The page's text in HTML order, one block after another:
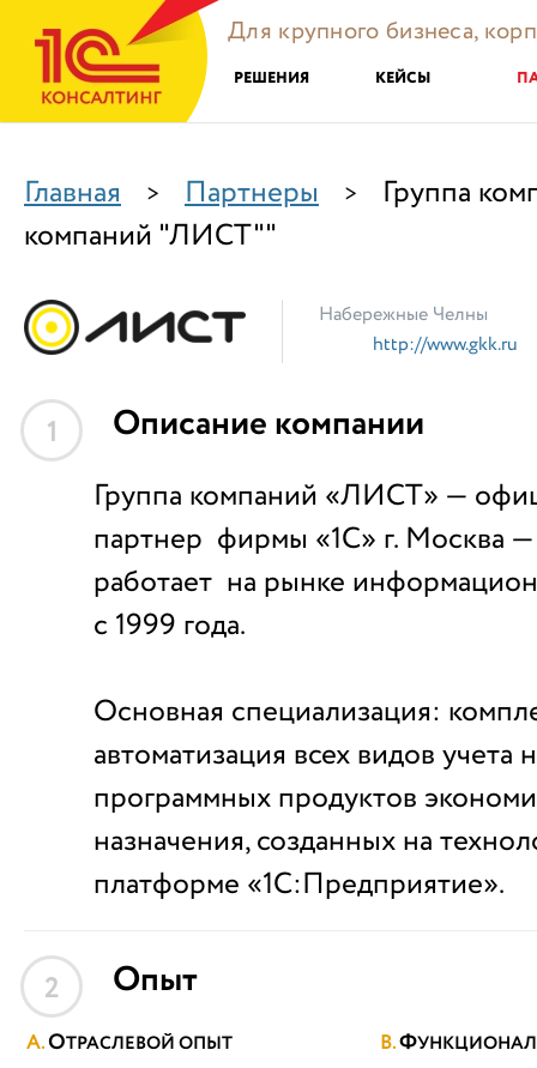
Для крупного бизнеса,
РЕШЕНИЯ КЕЙСЫ
Главная > Партнеры >
Группа
компаний "ЛИСТ""
Набережные Челны
http://www.gkk.ru
1 Описание компании
Группа компаний «ЛИСТ» —
партнер фирмы «1С» г. Москва
работает на рынке
с 1999 года.
Основная специализация:
автоматизация всех видов учета
программных продуктов
назначения, созданных на
платформе «1С:Предприятие».
2 Опыт
ОТРАСЛЕВОЙ ОПЫТ Ф